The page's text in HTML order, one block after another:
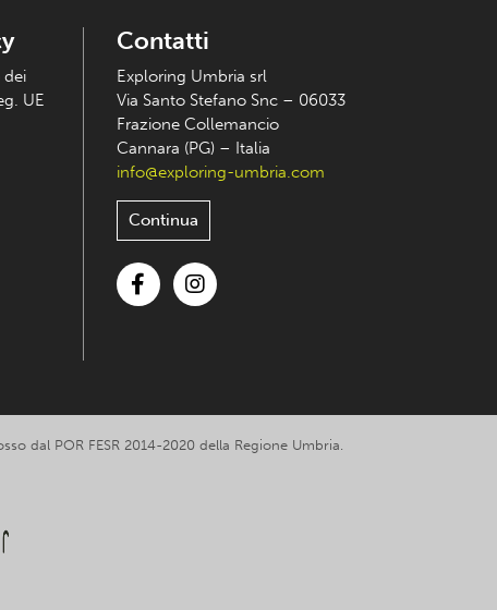
dei
UE
Contatti
Exploring Umbria srl
Via Santo Stefano Snc – 06033
Frazione Collemancio
Cannara (PG) – Italia
info@exploring-umbria.com
Continua
dal POR FESR 2014-2020 della Regione Umbria.